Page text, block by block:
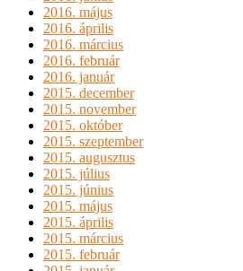
2016. május
2016. április
2016. március
2016. február
2016. január
2015. december
2015. november
2015. október
2015. szeptember
2015. augusztus
2015. július
2015. június
2015. május
2015. április
2015. március
2015. február